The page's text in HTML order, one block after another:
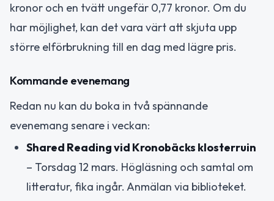
kronor och en tvätt ungefär 0,77 kronor. Om du
har möjlighet, kan det vara värt att skjuta upp
större elförbrukning till en dag med lägre pris.
Kommande evenemang
Redan nu kan du boka in två spännande
evenemang senare i veckan:
Shared Reading vid Kronobäcks klosterruin
– Torsdag 12 mars. Högläsning och samtal om
litteratur, fika ingår. Anmälan via biblioteket.